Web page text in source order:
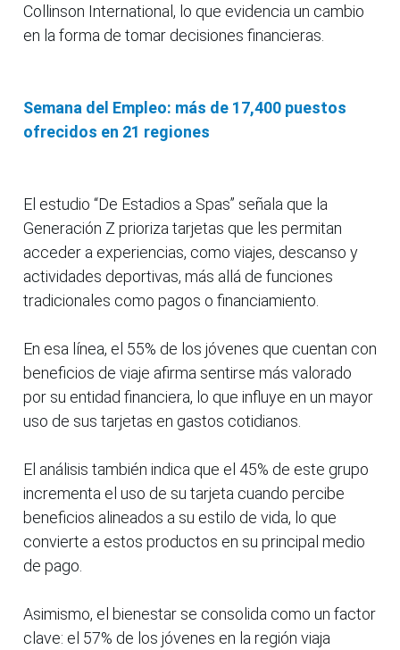
Collinson International, lo que evidencia un cambio
en la forma de tomar decisiones financieras.
Semana del Empleo: más de 17,400 puestos
ofrecidos en 21 regiones
El estudio “De Estadios a Spas” señala que la
Generación Z prioriza tarjetas que les permitan
acceder a experiencias, como viajes, descanso y
actividades deportivas, más allá de funciones
tradicionales como pagos o financiamiento.
En esa línea, el 55% de los jóvenes que cuentan con
beneficios de viaje afirma sentirse más valorado
por su entidad financiera, lo que influye en un mayor
uso de sus tarjetas en gastos cotidianos.
El análisis también indica que el 45% de este grupo
incrementa el uso de su tarjeta cuando percibe
beneficios alineados a su estilo de vida, lo que
convierte a estos productos en su principal medio
de pago.
Asimismo, el bienestar se consolida como un factor
clave: el 57% de los jóvenes en la región viaja